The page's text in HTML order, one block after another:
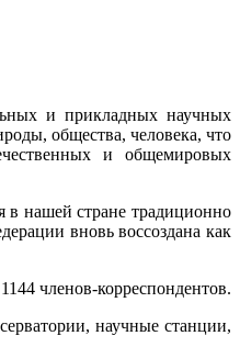
и прикладных научных
общества, человека, что
и общемировых
в нашей стране традиционно
вновь воссоздана как
членов-корреспондентов.
научные станции,